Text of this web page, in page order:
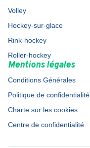
Volley
Hockey-sur-glace
Rink-hockey
Roller-hockey
Mentions légales
Conditions Générales
Politique de confidentialité
Charte sur les cookies
Centre de confidentialité